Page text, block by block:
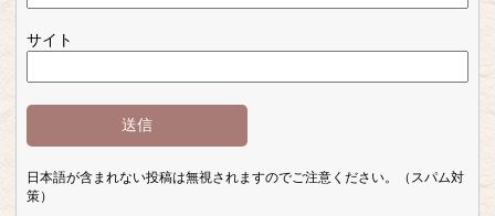
サイト
日本語が含まれない投稿は無視されますのでご注意ください。（スパム対
策）